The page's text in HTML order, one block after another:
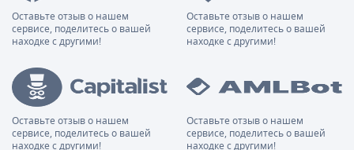
Оставьте отзыв о нашем
сервисе, поделитесь о вашей
находке с другими!
Оставьте отзыв о нашем
сервисе, поделитесь о вашей
находке с другими!
Оставьте отзыв о нашем
сервисе, поделитесь о вашей
находке с другими!
Оставьте отзыв о нашем
сервисе, поделитесь о вашей
находке с другими!